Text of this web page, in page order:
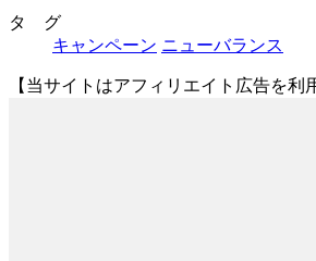
タ グ
キャンペーン ニューバランス
【当サイトはアフィリエイト広告を利